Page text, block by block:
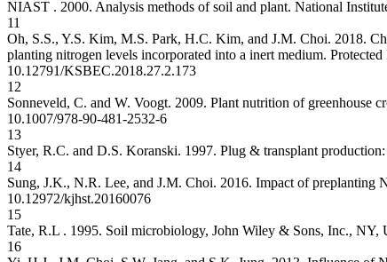
NIAST . 2000. Analysis methods of soil and plant. National
11
Oh, S.S., Y.S. Kim, M.S. Park, H.C. Kim, and J.M. Choi. 2018.
planting nitrogen levels incorporated into a inert medium.
10.12791/KSBEC.2018.27.2.173
12
Sonneveld, C. and W. Voogt. 2009. Plant nutrition of greenhouse
10.1007/978-90-481-2532-6
13
Styer, R.C. and D.S. Koranski. 1997. Plug & transplant
14
Sung, J.K., N.R. Lee, and J.M. Choi. 2016. Impact of preplanting
10.12972/kjhst.20160076
15
Tate, R.L . 1995. Soil microbiology, John Wiley & Sons, Inc., NY,
16